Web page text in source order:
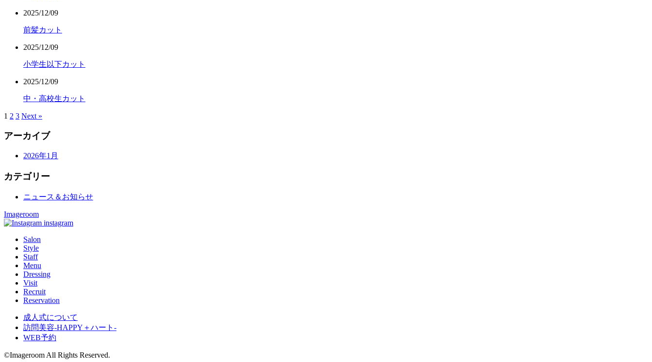
2025/12/09
前髪カット
2025/12/09
小学生以下カット
2025/12/09
中・高校生カット
1 2 3 Next »
アーカイブ
2026年1月
カテゴリー
ニュース＆お知らせ
Imageroom
instagram
Salon
Style
Staff
Menu
Dressing
Visit
Recruit
Reservation
成人式について
訪問美容-HAPPY＋ハート-
WEB予約
©Imageroom All Rights Reserved.